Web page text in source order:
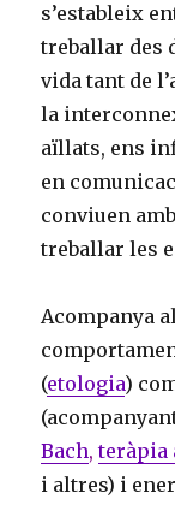
s’estableix
treballar des
vida tant de
la
aïllats, ens
en
conviuen
treballar les
Acompanya
(etologia)
Bach,teràpia
i altres) i